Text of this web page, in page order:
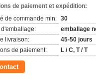
de paiement et expédition:
de commande min: 30
d'emballage:
emballage
livraison:
45-50 jours
de paiement:
L / C, T / T